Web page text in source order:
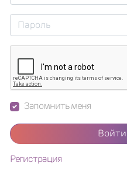
Запомнить меня
Войти
Регистрация